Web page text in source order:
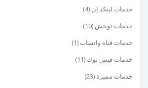
خدمات لينكد إن (4)
خدمات تويتش (10)
خدمات قناة واتساب (1)
خدمات فيس بوك (11)
خدمات مميزة (23)